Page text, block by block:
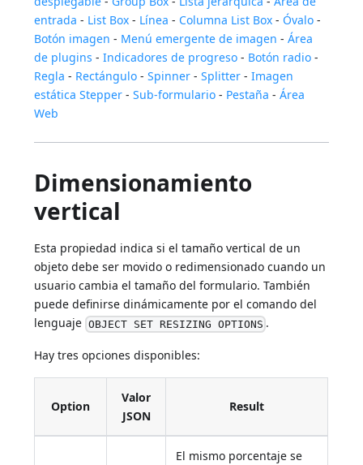
entrada - List Box - Línea - Columna List Box - Óvalo -
Botón imagen - Menú emergente de imagen -Área
de plugins -Indicadores de progreso - Botón radio -
Regla - Rectángulo -Spinner -Splitter -Imagen
estática Stepper -Sub-formulario - Pestaña -Área
Web
Dimensionamiento
vertical
Esta propiedad indica si el tamaño vertical de un
objeto debe ser movido o redimensionado cuando un
usuario cambia el tamaño del formulario. También
puede definirse dinámicamente por el comando del
lenguaje OBJECT SET RESIZING OPTIONS .
Hay tres opciones disponibles:
Option
Valor
JSON
Result
El mismo porcentaje se